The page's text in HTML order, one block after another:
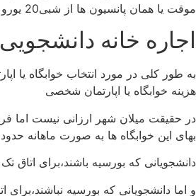
موقت یا همان پانسیون ها از شبی20 یورو به بالا هزینه خواهد شد.
اجاره خانه
به طور کلی در مورد انتخاب خوابگاه یا
هزینه خوابگاه یا اپارتمان شخصی
در حقیقت میلان شهر ارزانی نیست اما
بهای این خوابگاه ها به صورت ماهانه حدود 250تا300 یورو می باشد.
دانشجویانی که بورسیه باشند،برای اتاق تک نفره حدود 150تا250 یورو و اتاق دو نفره حدود
و اما دانشجویانی که بورسیه نباشند،برای اتاق تک نفره 300تا450 یورو و برای اتاق دو نفره برای هر شخص